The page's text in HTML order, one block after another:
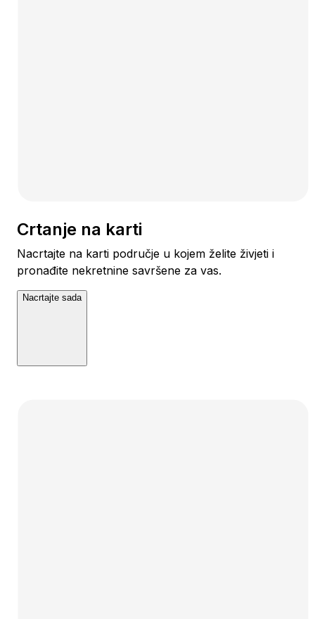
Crtanje na karti
Nacrtajte na karti područje u kojem želite živjeti i
pronađite nekretnine savršene za vas.
Nacrtajte sada